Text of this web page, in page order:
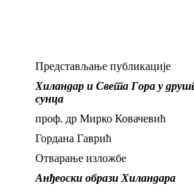
Представљање публикације
Хиландар и Света Гора у
сунца
проф. др Мирко Ковачевић
Гордана Гаврић
Отварање изложбе
Анђеоски образи Хиландара